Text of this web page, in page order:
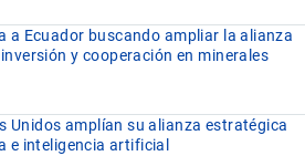
a Ecuador buscando ampliar la alianza
y cooperación en minerales
Unidos amplían su alianza estratégica
e inteligencia artificial